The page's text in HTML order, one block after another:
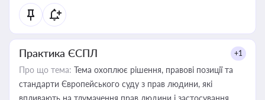
Практика ЄСПЛ +1
Про що тема: Тема охоплює рішення, правові позиції та
стандарти Європейського суду з прав людини, які
впливають на тлумачення прав людини і застосування